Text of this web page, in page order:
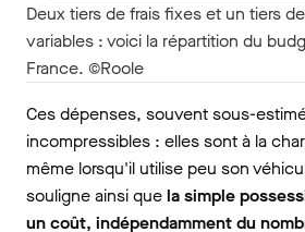
Deux tiers de frais fixes et un tiers
variables : voici la répartition du
France. ©Roole
Ces dépenses, souvent sous-
incompressibles : elles sont à la
même lorsqu'il utilise peu son
souligne ainsi quela simple
un coût, indépendamment du